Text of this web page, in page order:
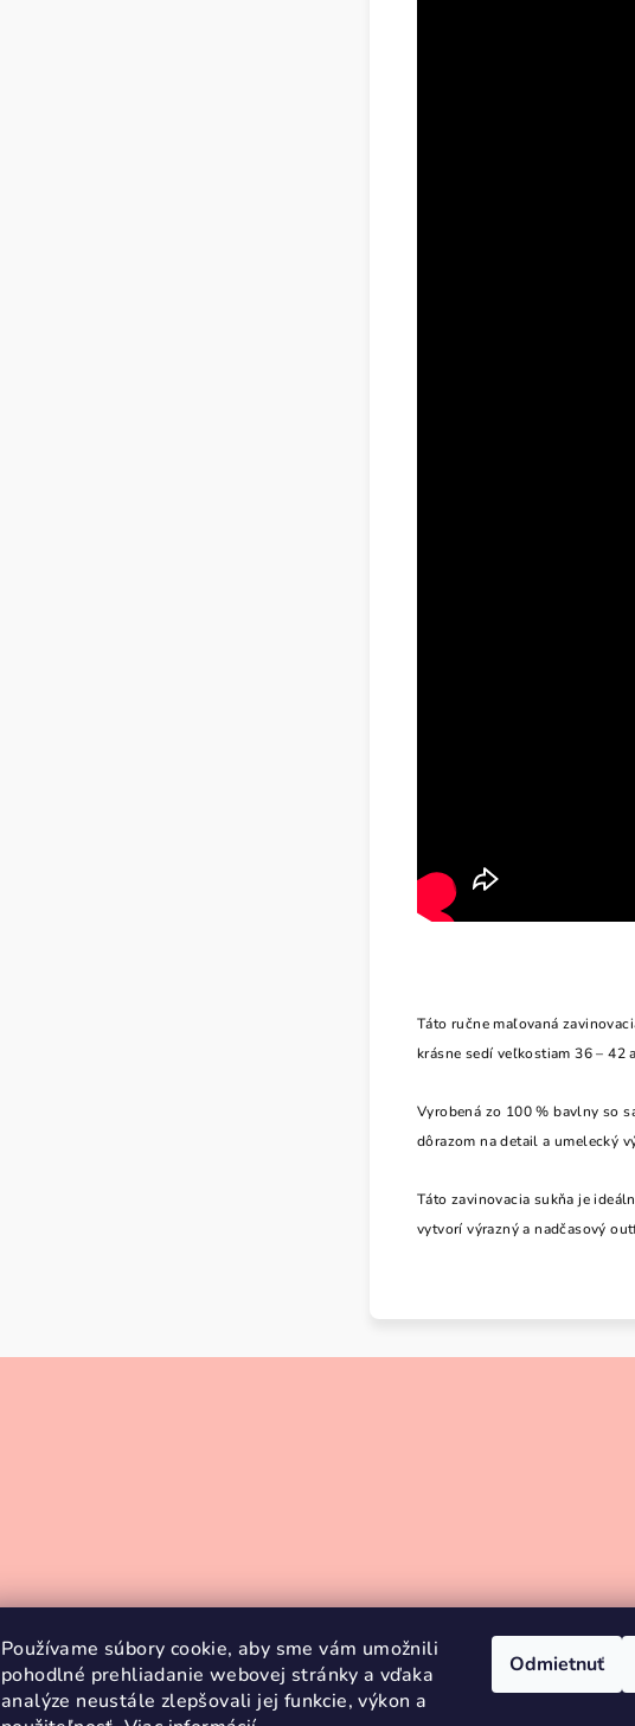
Používame súbory cookie, aby sme vám umožnili
pohodlné prehliadanie webovej stránky a vďaka
analýze neustále zlepšovali jej funkcie, výkon a
Odmietnuť
Táto ručne maľovaná
krásne sedí veľkostiam 36 –
Vyrobená zo 100 % bavlny so
dôrazom na detail a umelecký
Táto zavinovacia sukňa je
vytvorí výrazný a nadčasový